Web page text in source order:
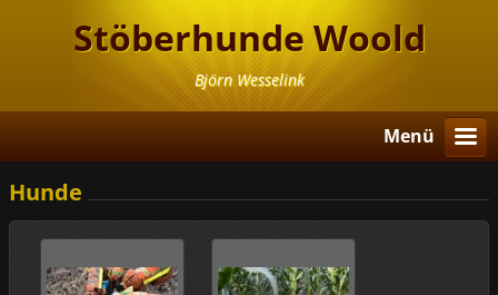
Stöberhunde Woold
Björn Wesselink
Menü
Hunde